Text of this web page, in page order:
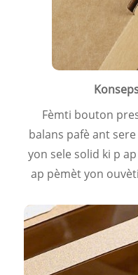
Fèmti bouton
balans pafè ant
yon sele solid ki p
ap pèmèt yon